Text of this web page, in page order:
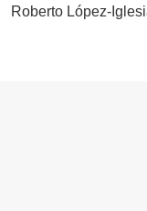
Roberto López-